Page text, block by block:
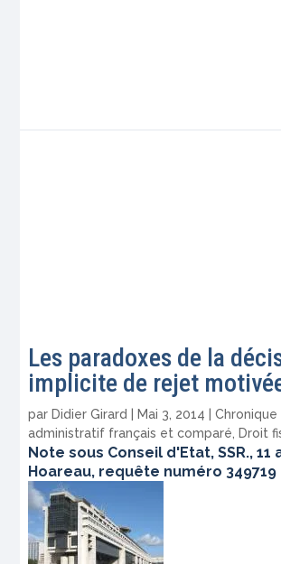
Les paradoxes de la
implicite de rejet
par Didier Girard Mai 3, 2014 |
administratif français et comparé
Droit
Note sous Conseil d'Etat, SSR., 11
Hoareau, requête numéro 349719